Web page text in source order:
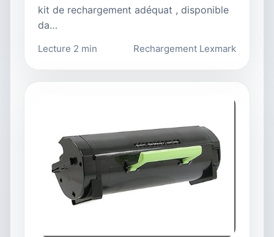
kit de rechargement adéquat , disponible
da…
Lecture 2 min Rechargement Lexmark